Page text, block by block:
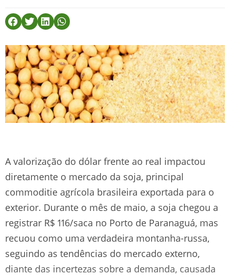
A valorização do dólar frente ao real impactou
diretamente o mercado da soja, principal
commoditie agrícola brasileira exportada para o
exterior. Durante o mês de maio, a soja chegou a
registrar R$ 116/saca no Porto de Paranaguá, mas
recuou como uma verdadeira montanha-russa,
seguindo as tendências do mercado externo,
diante das incertezas sobre a demanda, causada